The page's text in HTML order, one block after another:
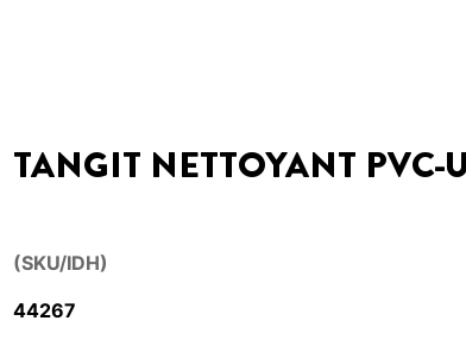
TANGIT NETTOYANT PVC-
(SKU/IDH)
44267